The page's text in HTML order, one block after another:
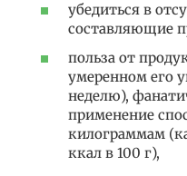
убедиться в
составляющие
польза от
умеренном его
неделю),
применение
килограммам
ккал в 100 г),